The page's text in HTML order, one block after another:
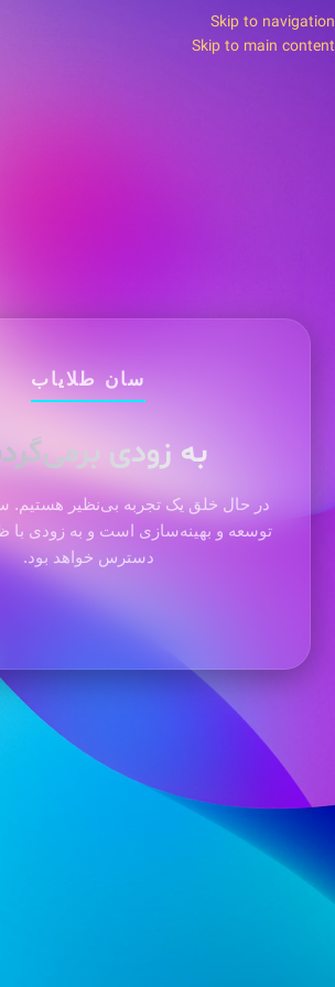
Skip to navigation
Skip to main content
سان طلایاب
به زودی
در حال خلق یک تجربه بی‌نظیر
توسعه و بهینه‌سازی است و به زودی با
دسترس خواهد بود.